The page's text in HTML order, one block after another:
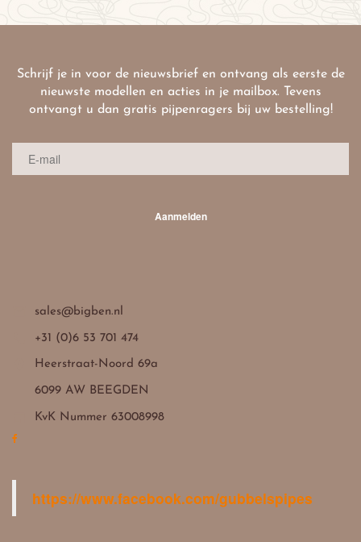
Schrijf je in voor de nieuwsbrief en ontvang als eerste de
nieuwste modellen en acties in je mailbox. Tevens
ontvangt u dan gratis pijpenragers bij uw bestelling!
Aanmelden
sales@bigben.nl
+31 (0)6 53 701 474
Heerstraat-Noord 69a
6099 AW BEEGDEN
KvK Nummer 63008998
https://www.facebook.com/gubbelspipes